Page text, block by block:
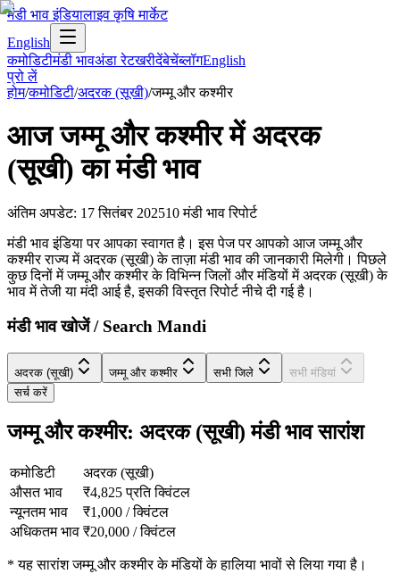
मंडी भाव इंडियालाइव कृषि मार्केट
English
कमोडिटीमंडी भावअंडा रेटखरीदेंबेचेंब्लॉगEnglish
प्रो लें
होम/कमोडिटी/अदरक (सूखी)/जम्मू और कश्मीर
आजजम्मू और कश्मीरमेंअदरक
(सूखी) का मंडी भाव
अंतिम अपडेट: 17 सितंबर 202510 मंडी भाव रिपोर्ट
मंडी भाव इंडिया पर आपका स्वागत है। इस पेज पर आपको आज जम्मू और
कश्मीर राज्य में अदरक (सूखी) के ताज़ा मंडी भाव की जानकारी मिलेगी। पिछले
कुछ दिनों में जम्मू और कश्मीर के विभिन्न जिलों और मंडियों में अदरक (सूखी) के
भाव में तेजी या मंदी आई है, इसकी विस्तृत रिपोर्ट नीचे दी गई है।
मंडी भाव खोजें / Search Mandi
अदरक (सूखी) जम्मू और कश्मीर सभी जिले
सभी मंडियां
सर्च करें
जम्मू और कश्मीर: अदरक (सूखी) मंडी भाव सारांश
कमोडिटी
अदरक (सूखी)
औसत भाव
₹4,825 प्रति क्विंटल
न्यूनतम भाव
₹1,000 /क्विंटल
अधिकतम भाव ₹20,000 /क्विंटल
*यह सारांश जम्मू और कश्मीर के मंडियों के हालिया भावों से लिया गया है।